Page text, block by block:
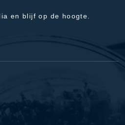
en blijf op de hoogte.